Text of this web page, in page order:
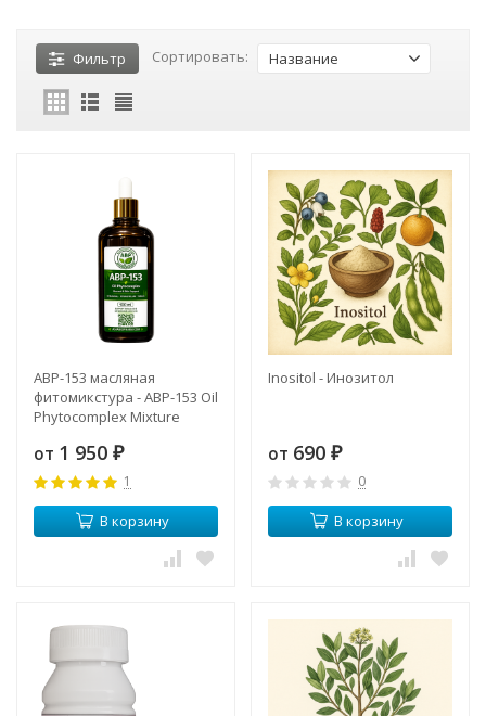
Фильтр Сортировать: Название
ABP-153 масляная
фитомикстура - ABP-153 Oil
Phytocomplex Mixture
от 1 950 ₽
1
В корзину
Inositol - Инозитол
от 690 ₽
0
В корзину